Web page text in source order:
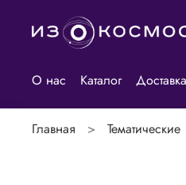
О нас Каталог
Главная Тематические